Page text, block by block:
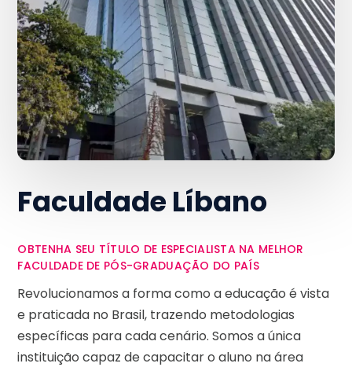
Faculdade Líbano
OBTENHA SEU TÍTULO DE ESPECIALISTA NA MELHOR
FACULDADE DE PÓS-GRADUAÇÃO DO PAÍS
Revolucionamos a forma como a educação é vista
e praticada no Brasil, trazendo metodologias
específicas para cada cenário. Somos a única
instituição capaz de capacitar o aluno na área